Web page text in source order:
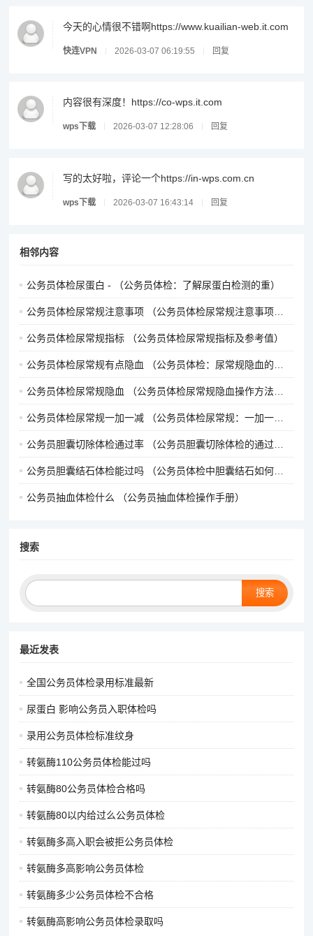
今天的心情很不错啊https://www.kuailian-web.it.com
快连VPN 2026-03-07 06:19:55 回复
内容很有深度！https://co-wps.it.com
wps下载 2026-03-07 12:28:06 回复
写的太好啦，评论一个https://in-wps.com.cn
wps下载 2026-03-07 16:43:14 回复
相邻内容
公务员体检尿蛋白 - （公务员体检：了解尿蛋白检测的重）
公务员体检尿常规注意事项 （公务员体检尿常规注意事项详解）
公务员体检尿常规指标 （公务员体检尿常规指标及参考值）
公务员体检尿常规有点隐血 （公务员体检：尿常规隐血的解读与建议）
公务员体检尿常规隐血 （公务员体检尿常规隐血操作方法及结果解读）
公务员体检尿常规一加一减 （公务员体检尿常规：一加一减揭示健）
公务员胆囊切除体检通过率 （公务员胆囊切除体检的通过率及如何提高）
公务员胆囊结石体检能过吗 （公务员体检中胆囊结石如何判断）
公务员抽血体检什么 （公务员抽血体检操作手册）
搜索
最近发表
全国公务员体检录用标准最新
尿蛋白 影响公务员入职体检吗
录用公务员体检标准纹身
转氨酶110公务员体检能过吗
转氨酶80公务员体检合格吗
转氨酶80以内给过么公务员体检
转氨酶多高入职会被拒公务员体检
转氨酶多高影响公务员体检
转氨酶多少公务员体检不合格
转氨酶高影响公务员体检录取吗